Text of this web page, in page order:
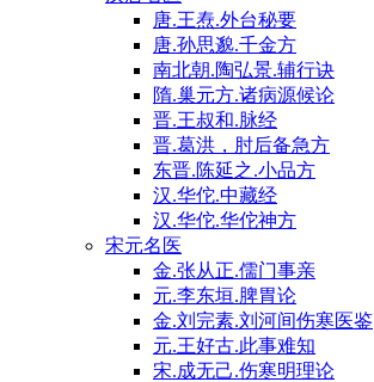
唐.王焘.外台秘要
唐.孙思邈.千金方
南北朝.陶弘景.辅行诀
隋.巢元方.诸病源候论
晋.王叔和.脉经
晋.葛洪，肘后备急方
东晋.陈延之.小品方
汉.华佗.中藏经
汉.华佗.华佗神方
宋元名医
金.张从正.儒门事亲
元.李东垣.脾胃论
金.刘完素.刘河间伤寒医鉴
元.王好古.此事难知
宋.成无己.伤寒明理论